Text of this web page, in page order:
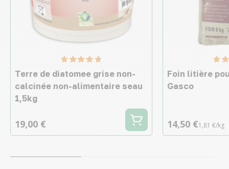
Terre de diatomee grise non-
calcinée non-alimentaire seau
1,5kg
19,00 €
Foin litière
Gasco
14,50 €1,81 €/kg